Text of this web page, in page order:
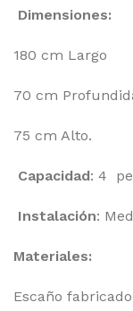
Dimensiones:
180 cm Largo
70 cm
75 cm Alto.
Capacidad: 4
Instalación:
Materiales:
Escaño